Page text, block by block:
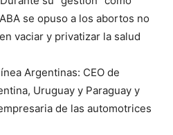
se opuso a los abortos no
vaciar y privatizar la salud
Argentinas: CEO de
Uruguay y Paraguay y
de las automotrices